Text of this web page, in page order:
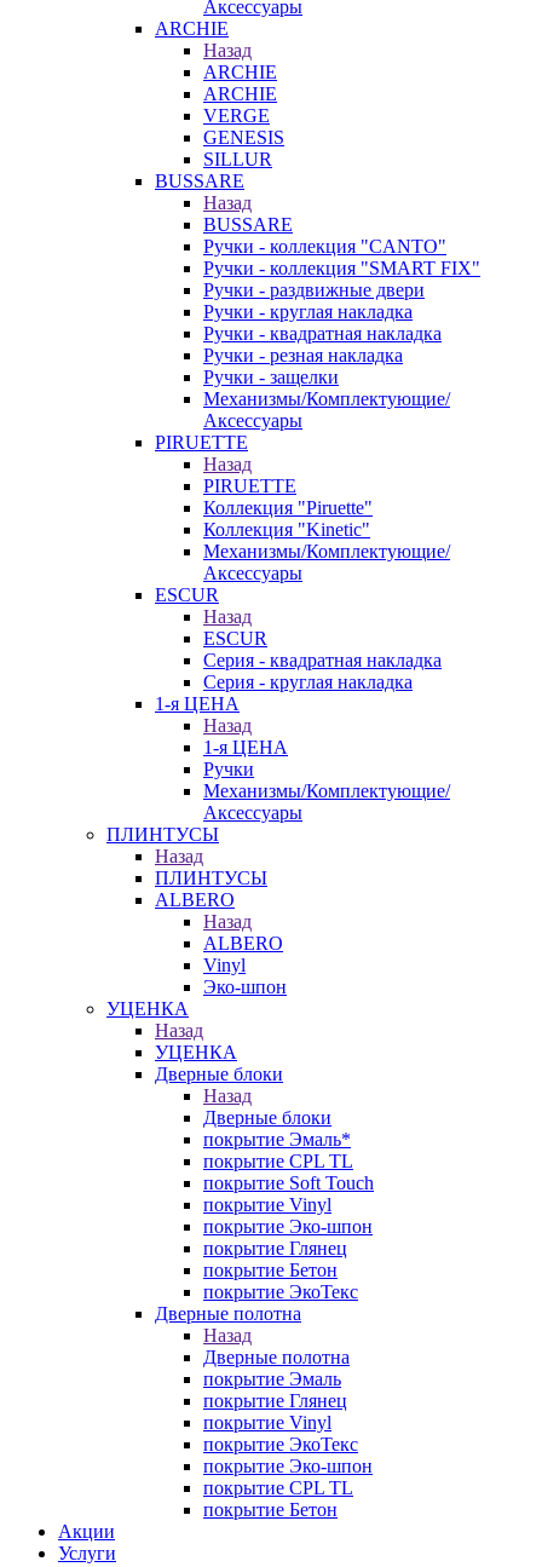
Аксессуары
ARCHIE
Назад
ARCHIE
ARCHIE
VERGE
GENESIS
SILLUR
BUSSARE
Назад
BUSSARE
Ручки - коллекция "CANTO"
Ручки - коллекция "SMART FIX"
Ручки - раздвижные двери
Ручки - круглая накладка
Ручки - квадратная накладка
Ручки - резная накладка
Ручки - защелки
Механизмы/Комплектующие/
Аксессуары
PIRUETTE
Назад
PIRUETTE
Коллекция "Piruette"
Коллекция "Kinetic"
Механизмы/Комплектующие/
Аксессуары
ESCUR
Назад
ESCUR
Серия - квадратная накладка
Серия - круглая накладка
1-я ЦЕНА
Назад
1-я ЦЕНА
Ручки
Механизмы/Комплектующие/
Аксессуары
ПЛИНТУСЫ
Назад
ПЛИНТУСЫ
ALBERO
Назад
ALBERO
Vinyl
Эко-шпон
УЦЕНКА
Назад
УЦЕНКА
Дверные блоки
Назад
Дверные блоки
покрытие Эмаль*
покрытие CPL TL
покрытие Soft Touch
покрытие Vinyl
покрытие Эко-шпон
покрытие Глянец
покрытие Бетон
покрытие ЭкоТекс
Дверные полотна
Назад
Дверные полотна
покрытие Эмаль
покрытие Глянец
покрытие Vinyl
покрытие ЭкоТекс
покрытие Эко-шпон
покрытие CPL TL
покрытие Бетон
Акции
Услуги